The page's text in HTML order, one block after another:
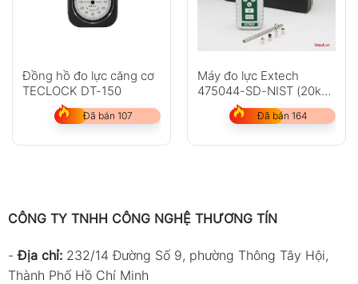
Đồng hồ đo lực căng cơ
TECLOCK DT-150
Đã bán 107
Máy đo lực Extech
475044-SD-NIST (20kg,
hiệu chuẩn NIST)
Đã bán 164
CÔNG TY TNHH CÔNG NGHỆ THƯƠNG TÍN
-Địa chỉ: 232/14 Đường Số 9, phường Thông Tây Hội,
Thành Phố Hồ Chí Minh